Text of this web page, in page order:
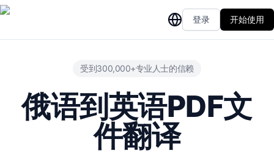
登录 开始使用
受到300,000+专业人士的信赖
俄语到英语PDF文
件翻译